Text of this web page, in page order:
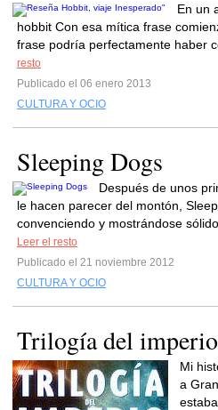
En un
hobbit Con esa mítica frase
frase podría perfectamente haber
resto
Publicado el 06 enero 2013
CULTURA Y OCIO
Sleeping Dogs
Después de unos
le hacen parecer del montón,
convenciendo y mostrándose
Leer el resto
Publicado el 21 noviembre 2012
CULTURA Y OCIO
Trilogía del imperio
Mi
a